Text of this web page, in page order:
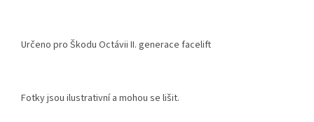
Určeno pro Škodu Octávii II. generace facelift
Fotky jsou ilustrativní a mohou se lišit.